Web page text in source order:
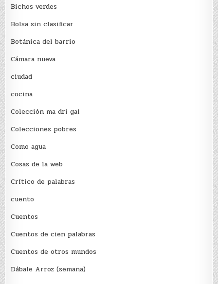
Bichos verdes
Bolsa sin clasificar
Botánica del barrio
Cámara nueva
ciudad
cocina
Colección ma dri gal
Colecciones pobres
Como agua
Cosas de la web
Crítico de palabras
cuento
Cuentos
Cuentos de cien palabras
Cuentos de otros mundos
Dábale Arroz (semana)